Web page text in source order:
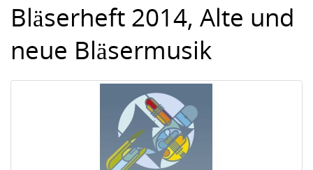
Bläserheft 2014, Alte und
neue Bläsermusik